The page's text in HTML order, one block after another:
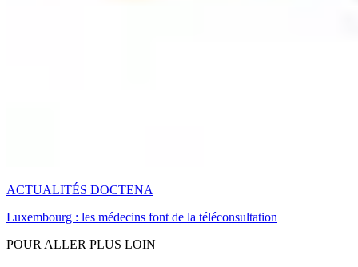
ACTUALITÉS DOCTENA
Luxembourg : les médecins font de la téléconsultation
POUR ALLER PLUS LOIN